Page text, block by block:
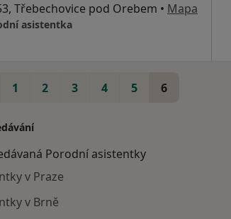
Třebechovice pod Orebem • Mapa
asistentka
1 2 3 4 5 6
Porodní asistentky
v Praze
v Brně